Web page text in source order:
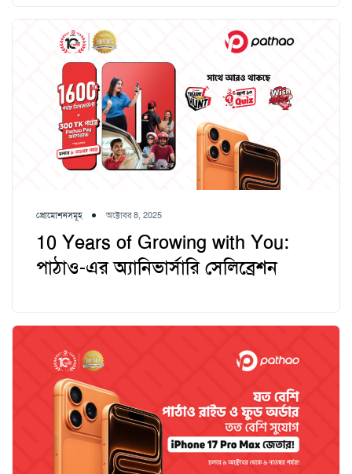
প্রোমোশনসমূহ অক্টোবর 8, 2025
10 Years of Growing with You:
পাঠাও-এর অ্যানিভার্সারি সেলিব্রেশন